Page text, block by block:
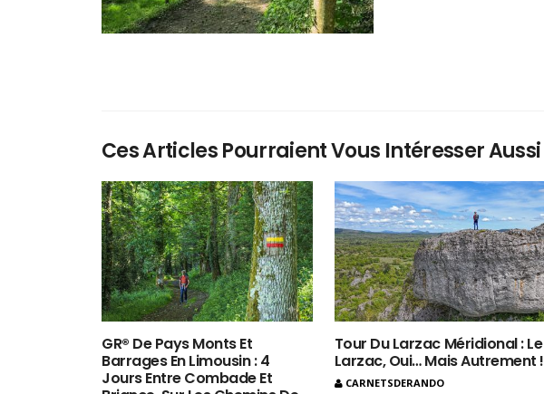
Ces Articles Pourraient Vous Intéresser Aussi
GR® De Pays Monts Et
Barrages En Limousin : 4
Jours Entre Combade Et
Tour Du Larzac Méridional : Le
Larzac, Oui… Mais Autrement !
CARNETSDERANDO